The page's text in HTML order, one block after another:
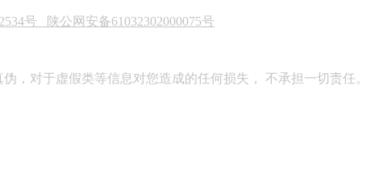
号 陕公网安备61032302000075号
，对于虚假类等信息对您造成的任何损失， 不承担一切责任。